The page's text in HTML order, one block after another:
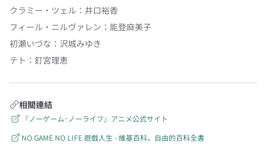
クラミー・ツェル ： 井口裕香
フィール・ニルヴァレン ： 能登麻美子
初瀬いづな ： 沢城みゆき
テト ： 釘宮理恵
相關連結
『ノーゲーム･ノーライフ』アニメ公式サイト
NO GAME NO LIFE 遊戲人生 - 維基百科，自由的百科全書